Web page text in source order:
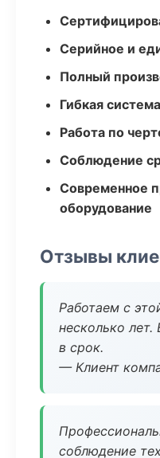
Серийное и
Полный
Гибкая
Работа по
Соблюдение
Современное
оборудование
Отзывы
Работаем с
несколько лет.
в срок.
— Клиент
соблюдение